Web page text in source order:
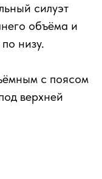
силуэт
объёма и
низу.
с поясом
верхней